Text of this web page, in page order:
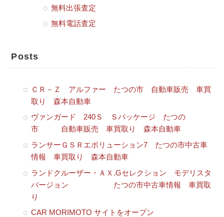
無料出張査定
無料電話査定
Posts
ＣＲ－Ｚ アルファー たつの市 自動車販売 車買
取り 森本自動車
ヴァンガード 240Ｓ Ｓパッケージ たつの
市 自動車販売 車買取り 森本自動車
ランサーＧＳＲエボリューション7 たつの市中古車
情報 車買取り 森本自動車
ランドクルーザー・ＡＸ.Gセレクション モデリスタ
バージョン たつの市中古車情報 車買取
り
CAR MORIMOTO サイトをオープン